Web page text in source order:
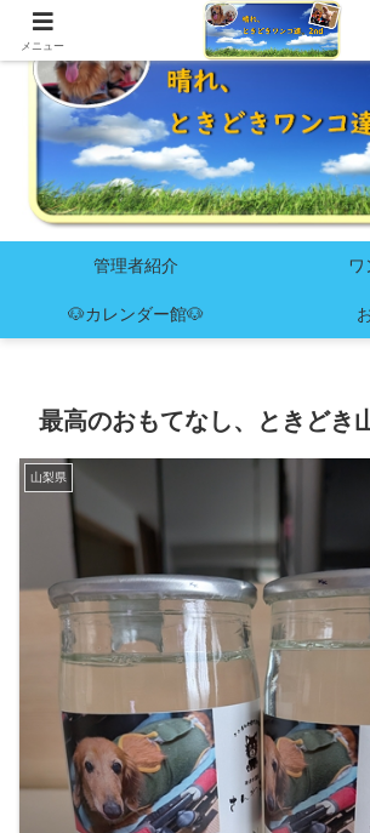
管理者紹介
🐶カレンダー館🐶
最高のおもてなし、ときどき
山梨県
メニュー